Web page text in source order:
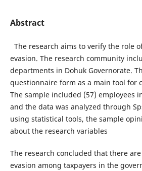
Abstract
The research aims to verify the role
evasion. The research community
departments in Dohuk Governorate.
questionnaire form as a main tool for
The sample included (57) employees
and the data was analyzed through
using statistical tools, the sample
about the research variables
The research concluded that there
evasion among taxpayers in the